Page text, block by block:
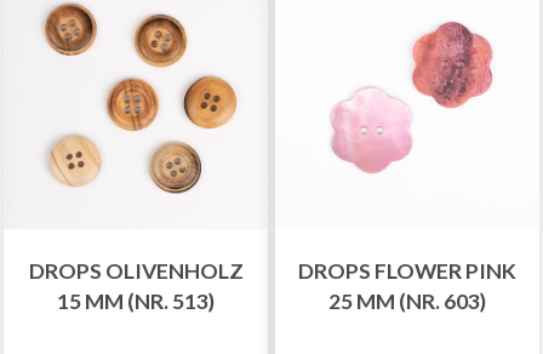
DROPS OLIVENHOLZ
15 MM (NR. 513)
DROPS FLOWER PINK
25 MM (NR. 603)